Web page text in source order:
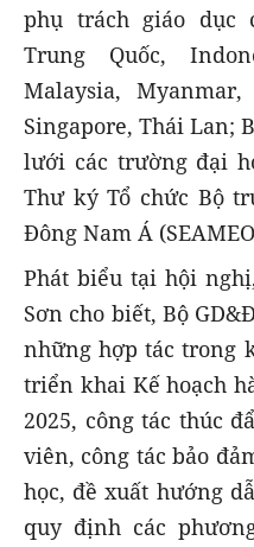
phụ trách giáo dục
Trung Quốc,
Malaysia,
Singapore, Thái Lan;
lưới các trường đại
Thư ký Tổ chức Bộ
Đông Nam Á
Phát biểu tại hội
Sơn cho biết, Bộ
những hợp tác trong
triển khai Kế hoạch
2025, công tác thúc
viên, công tác bảo
học, đề xuất hướng
quy định các